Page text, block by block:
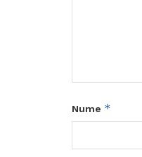
Nume *